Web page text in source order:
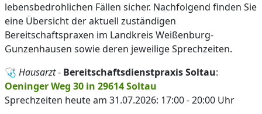
lebensbedrohlichen Fällen sicher. Nachfolgend finden Sie
eine Übersicht der aktuell zuständigen
Bereitschaftspraxen im Landkreis Weißenburg-
Gunzenhausen sowie deren jeweilige Sprechzeiten.
🩺 Hausarzt- Bereitschaftsdienstpraxis Soltau:
Oeninger Weg 30 in 29614 Soltau
Sprechzeiten heute am 31.07.2026: 17:00 - 20:00 Uhr